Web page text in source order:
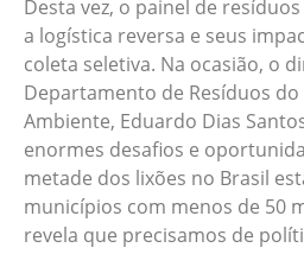
Desta vez, o painel de
a logística reversa e seus
coleta seletiva. Na ocasião, o
Departamento de Resíduos
Ambiente, Eduardo Dias
enormes desafios e
metade dos lixões no Brasil
municípios com menos de 50
revela que precisamos de